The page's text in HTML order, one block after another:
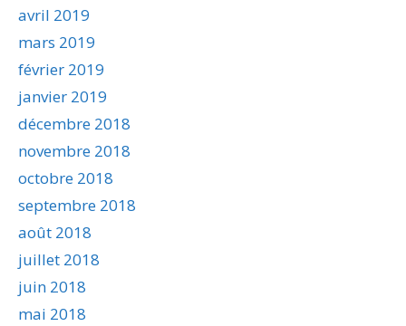
avril 2019
mars 2019
février 2019
janvier 2019
décembre 2018
novembre 2018
octobre 2018
septembre 2018
août 2018
juillet 2018
juin 2018
mai 2018